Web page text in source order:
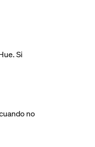
Si
no